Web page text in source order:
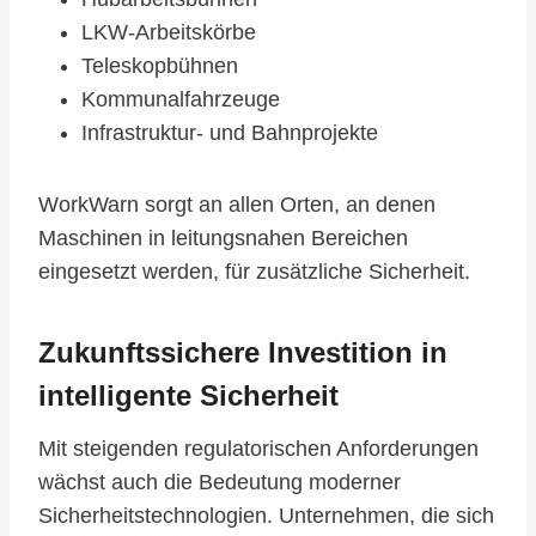
LKW-Arbeitskörbe
Teleskopbühnen
Kommunalfahrzeuge
Infrastruktur- und Bahnprojekte
WorkWarn sorgt an allen Orten, an denen
Maschinen in leitungsnahen Bereichen
eingesetzt werden, für zusätzliche Sicherheit.
Zukunftssichere Investition in
intelligente Sicherheit
Mit steigenden regulatorischen Anforderungen
wächst auch die Bedeutung moderner
Sicherheitstechnologien. Unternehmen, die sich